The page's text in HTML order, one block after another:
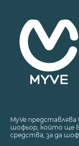
MyVe
шофьор, който ще
средства, за да